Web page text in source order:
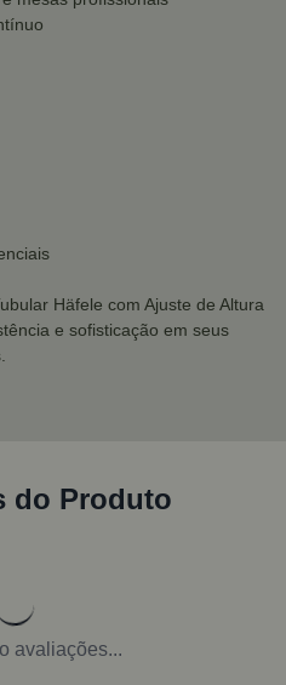
Häfele com Ajuste de Altura
e sofisticação em seus
do Produto
avaliações...